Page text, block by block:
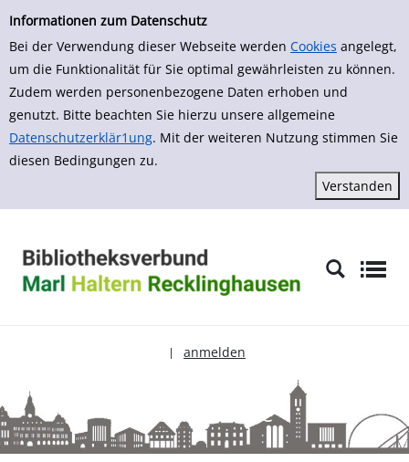
Informationen zum Datenschutz
Bei der Verwendung dieser Webseite werden Cookies angelegt,
um die Funktionalität für Sie optimal gewährleisten zu können.
Zudem werden personenbezogene Daten erhoben und
genutzt. Bitte beachten Sie hierzu unsere allgemeine
Datenschutzerklär1ung. Mit der weiteren Nutzung stimmen Sie
diesen Bedingungen zu.
zur Navigation springen
zum Inhalt springen
Zur Detailanzeige springen
| anmelden
Mediensuche